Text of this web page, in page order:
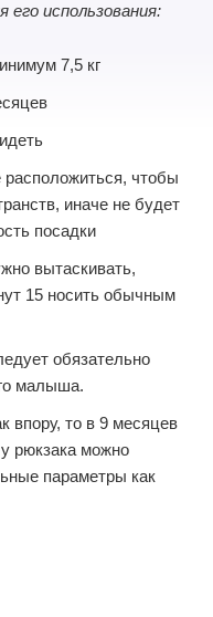
использования:
7,5 кг
расположиться, чтобы
иначе не будет
посадки
вытаскивать,
15 носить обычным
обязательно
малыша.
впору, то в 9 месяцев
рюкзака можно
параметры как